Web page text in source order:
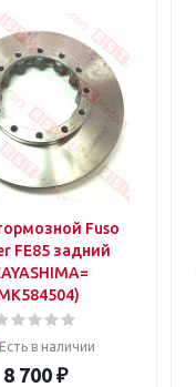
Fuso
FE85 задний
Есть в наличии
8 700 ₽